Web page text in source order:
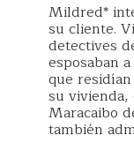
Mildred*
su cliente.
detectives
esposaban
que
su
Maracaibo
también